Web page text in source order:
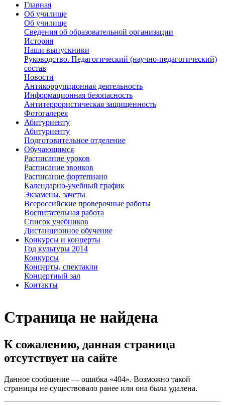
Главная
Об училище
Об училище
Сведения об образовательной организации
История
Наши выпускники
Руководство. Педагогический (научно-педагогический)
состав
Новости
Антикоррупционная деятельность
Информационная безопасность
Антитеррористическая защищенность
Фотогалерея
Абитуриенту
Абитуриенту
Подготовительное отделение
Обучающимся
Расписание уроков
Расписание звонков
Расписание фортепиано
Календарно-учебный график
Экзамены, зачеты
Всероссийские проверочные работы
Воспитательная работа
Список учебников
Дистанционное обучение
Конкурсы и концерты
Год культуры 2014
Конкурсы
Концерты, спектакли
Концертный зал
Контакты
Страница не найдена
К сожалению, данная страница
отсутствует на сайте
Данное сообщение — ошибка «404». Возможно такой
страницы не существовало ранее или она была удалена.